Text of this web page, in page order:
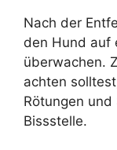
Nach der
den Hund auf
überwachen.
achten
Rötungen
Bissstelle.